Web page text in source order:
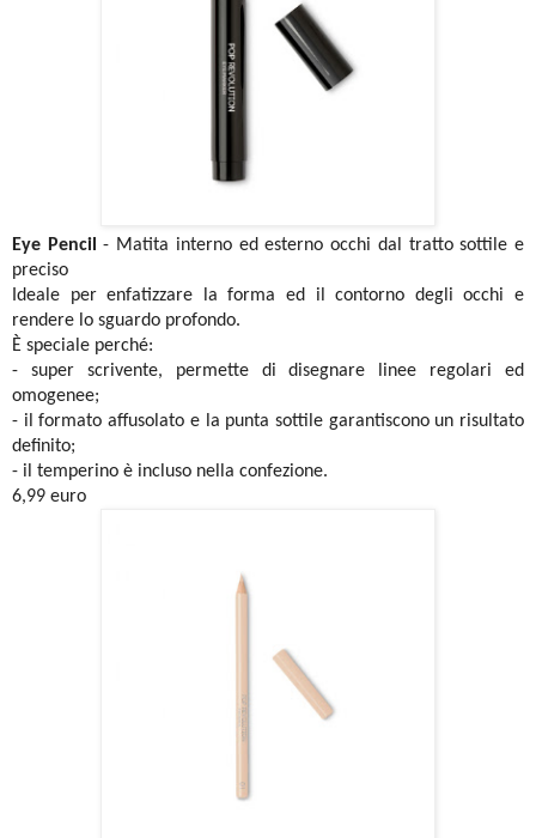
Eye Pencil- Matita interno ed esterno occhi dal tratto sottile e
preciso
Ideale per enfatizzare la forma ed il contorno degli occhi e
rendere lo sguardo profondo.
È speciale perché:
- super scrivente, permette di disegnare linee regolari ed
omogenee;
- il formato affusolato e la punta sottile garantiscono un risultato
definito;
- il temperino è incluso nella confezione.
6,99 euro